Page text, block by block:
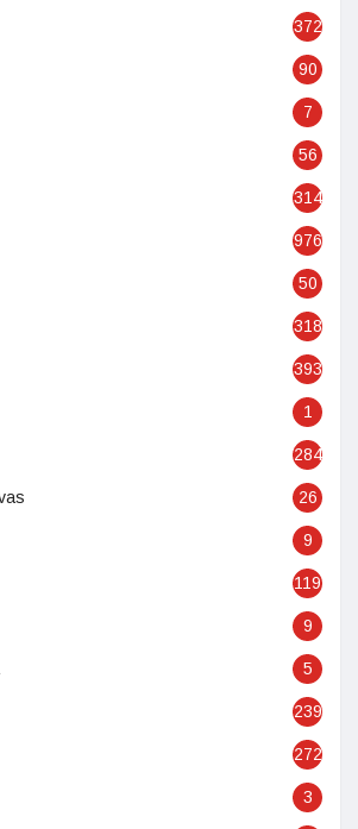
372
90
7
56
314
976
50
318
393
1
284
26
9
119
9
5
239
272
3